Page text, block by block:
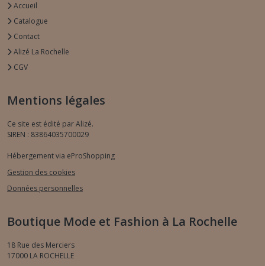
Accueil
Catalogue
Contact
Alizé La Rochelle
CGV
Mentions légales
Ce site est édité par Alizé.
SIREN : 83864035700029
Hébergement via eProShopping
Gestion des cookies
Données personnelles
Boutique Mode et Fashion à La Rochelle
18 Rue des Merciers
17000 LA ROCHELLE